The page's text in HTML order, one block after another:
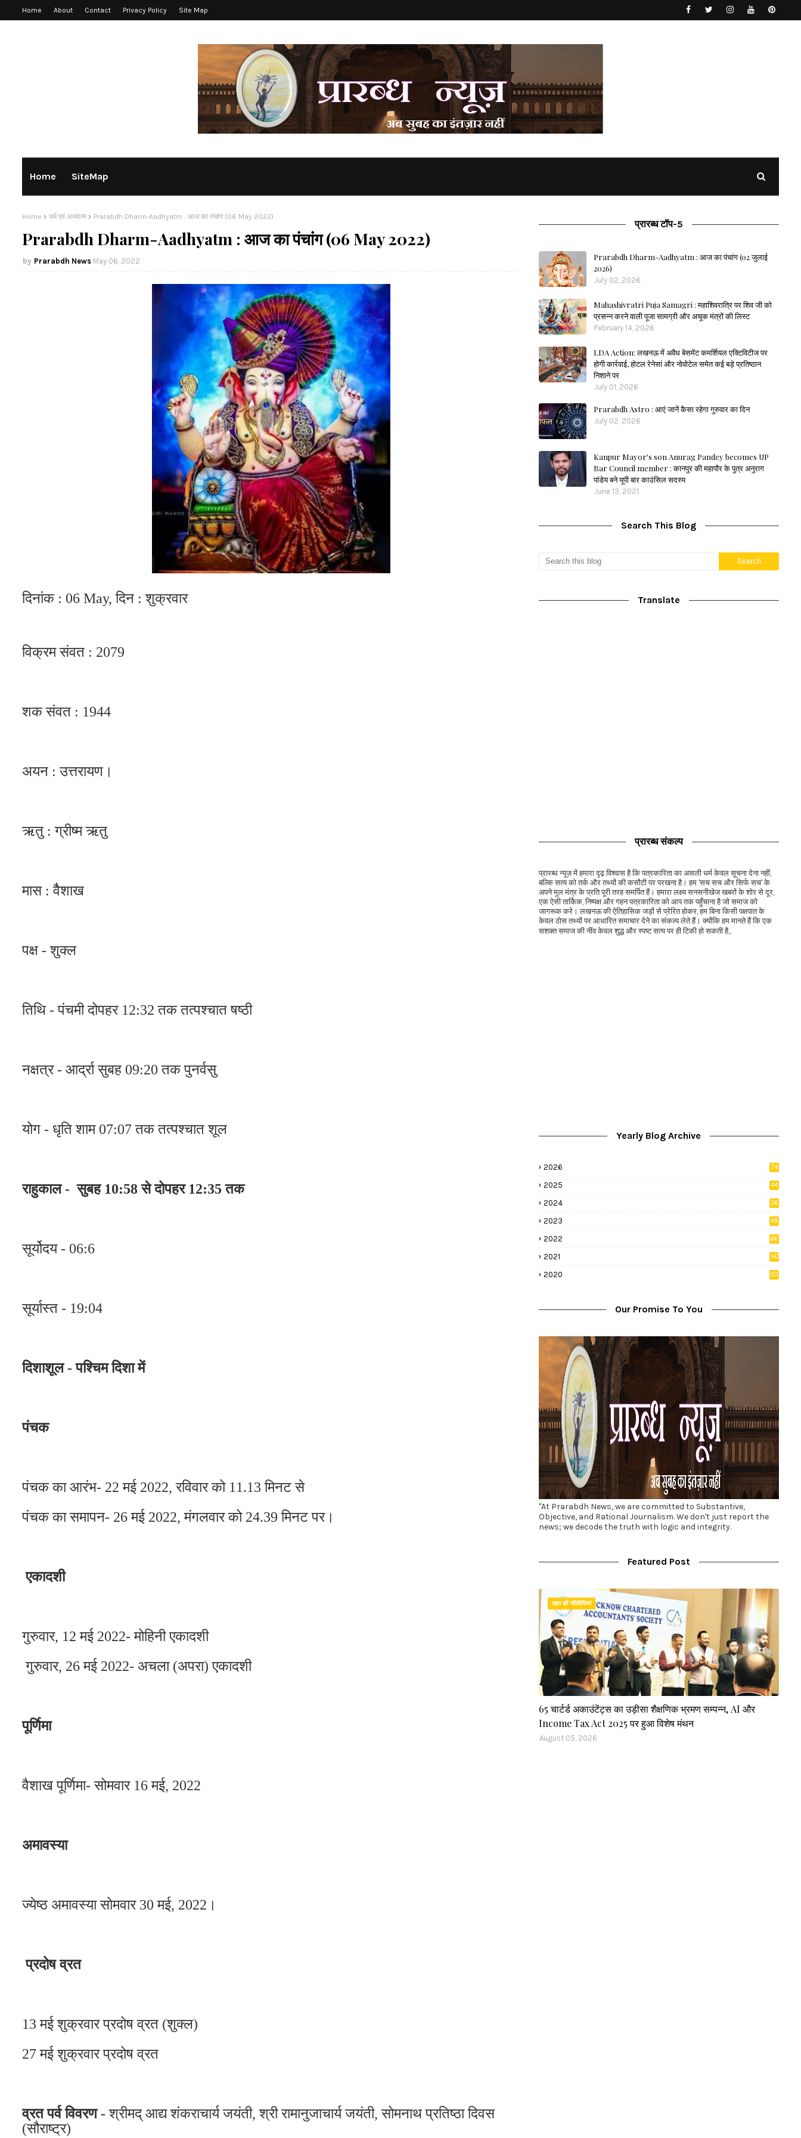
Home About Contact Privacy Policy Site Map
Home SiteMap
Home धर्म एवं अध्यात्म Prarabdh Dharm-Aadhyatm : आज का पंचांग (06 May 2022)
Prarabdh Dharm-Aadhyatm : आज का पंचांग (06 May 2022)
Prarabdh News May 06, 2022
दिनांक : 06 May, दिन : शुक्रवार
विक्रम संवत : 2079
शक संवत : 1944
अयन : उत्तरायण।
ऋतु : ग्रीष्म ऋतु
मास : वैैशाख
पक्ष - शुक्ल
तिथि - पंचमी दोपहर 12:32 तक तत्पश्चात षष्ठी
नक्षत्र - आर्द्रा सुबह 09:20 तक पुनर्वसु
योग - धृति शाम 07:07 तक तत्पश्चात शूल
राहुकाल - सुबह 10:58 से दोपहर 12:35 तक
सूर्योदय - 06:6
सूर्यास्त - 19:04
दिशाशूल - पश्चिम दिशा में
पंचक
पंचक का आरंभ- 22 मई 2022, रविवार को 11.13 मिनट से
पंचक का समापन- 26 मई 2022, मंगलवार को 24.39 मिनट पर।
एकादशी
गुरुवार, 12 मई 2022- मोहिनी एकादशी
गुरुवार, 26 मई 2022- अचला (अपरा) एकादशी
पूर्णिमा
वैशाख पूर्णिमा- सोमवार 16 मई, 2022
अमावस्या
ज्येष्ठ अमावस्या सोमवार 30 मई, 2022।
प्रदोष व्रत
13 मई शुक्रवार प्रदोष व्रत (शुक्ल)
27 मई शुक्रवार प्रदोष व्रत
व्रत पर्व विवरण -श्रीमद् आद्य शंकराचार्य जयंती, श्री रामानुजाचार्य जयंती, सोमनाथ प्रतिष्ठा दिवस
(सौराष्ट्र)
प्रारब्ध टॉप-5
Prarabdh Dharm-Aadhyatm : आज का पंचांग (02 जुलाई
2026)
July 02, 2026
Mahashivratri Puja Samagri : महाशिवरात्रि पर शिव जी को
प्रसन्न करने वाली पूजा सामग्री और अचूक मंत्रों की लिस्ट
February 14, 2026
LDA Action: लखनऊ में अवैध बेसमेंट कमर्शियल एक्टिविटीज पर
होगी कार्रवाई, होटल रेनेसां और नोवोटेल समेत कई बड़े प्रतिष्ठान
निशाने पर
July 01, 2026
Prarabdh Astro : आएं जानें कैसा रहेगा गुरुवार का दिन
July 02, 2026
Kanpur Mayor's son Anurag Pandey becomes UP
Bar Council member : कानपुर की महापौर के पुत्र अनुराग
पांडेय बने यूपी बार काउंसिल सदस्य
June 13, 2021
Search This Blog
Translate
प्रारब्ध संकल्प
प्रारब्ध न्यूज़ में हमारा दृढ़ विश्वास है कि पत्रकारिता का असली धर्म केवल सूचना देना नहीं,
बल्कि सत्य को तर्क और तथ्यों की कसौटी पर परखना है। हम 'सच सच और सिर्फ सच' के
अपने मूल मंत्र के प्रति पूरी तरह समर्पित हैं। हमारा लक्ष्य सनसनीखेज खबरों के शोर से दूर,
एक ऐसी तार्किक, निष्पक्ष और गहन पत्रकारिता को आप तक पहुँचाना है जो समाज को
जागरूक करे। लखनऊ की ऐतिहासिक जड़ों से प्रेरित होकर, हम बिना किसी पक्षपात के
केवल ठोस तथ्यों पर आधारित समाचार देने का संकल्प लेते हैं। क्योंकि हम मानते हैं कि एक
सशक्त समाज की नींव केवल शुद्ध और स्पष्ट सत्य पर ही टिकी हो सकती है。
Yearly Blog Archive
2026
74
2025
44
2024
26
2023 48
2022
66
2021
147
2020
90
Our Promise To You
"At Prarabdh News, we are committed to Substantive,
Objective, and Rational Journalism. We don't just report the
news; we decode the truth with logic and integrity.
Featured Post
शहर की गतिविधियां
65 चार्टर्ड अकाउंटेंट्स का उड़ीसा शैक्षणिक भ्रमण सम्पन्न, AI और
Income Tax Act 2025 पर हुआ विशेष मंथन
August 05, 2026